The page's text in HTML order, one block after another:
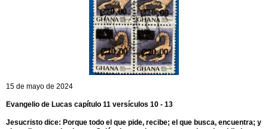
15 de mayo de 2024
Evangelio de Lucas capítulo 11 versículos 10 - 13
Jesucristo dice: Porque todo el que pide, recibe; el que busca, encuentra; y